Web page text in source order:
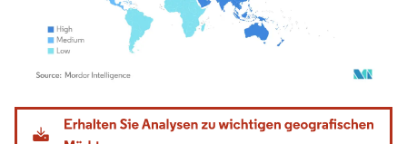
Bild © Mordor Intelligence. Wiederverwendung erfordert Namensnennung gemäß